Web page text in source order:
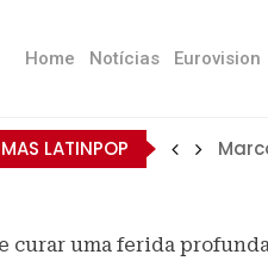
Home Notícias Eurovision
LATINPOP
curar uma ferida